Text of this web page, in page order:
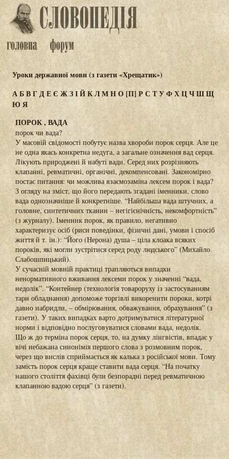
Уроки державної мови (з газети «Хрещатик»)
АБВГДЕЄ ЖЗІЙКЛМНО[П] РСТУФХЦЧШЩ
Ю Я
ПОРОК , ВАДА
порок чи вада?
У масовій свідомості побутує назва хвороби порок серця. Але це
не одна якась конкретна недуга, а загальне означення вад серця.
Лікують природжені й набуті вади. Серед них розрізняють
клапанні, ревматичні, органічні, декомпенсовані. Закономірно
постає питання: чи можлива взаємозаміна лексем порок і вада?
З огляду на зміст, що його передають згадані іменники, слово
вада однозначніше й конкретніше. “Найбільша вада штучних, а
головне, синтетичних тканин – негігієнічність, некомфортність”
(з журналу). Іменник порок, як правило, негативно
характеризує осіб (риси поведінки, фізичні дані, умови і спосіб
життя й т. ін.): “Його (Нерона) душа – ціла клоака всяких
пороків, які могли зустрітися серед роду людського” (Михайло
Слабошпицький).
У сучасній мовній практиці трапляються випадки
ненормативного вживання лексеми порок у значенні “вада,
недолік”. “Контейнер (технологія товароруху із застосуванням
тари обладнання) допоможе торгівлі викоренити пороки, котрі
давно набридли, – обмірювання, обважування, обрахування” (з
газети). У таких випадках варто дотримуватися літературної
норми і відповідно послуговуватися словами вада, недолік.
Що ж до терміна порок серця, то, на думку лінгвістів, впадає у
вічі небажана синонімія першого слова з розмовним порок,
через що вислів сприймається як калька з російської мови. Тому
замість порок серця краще ставити вада серця. “На початку
нашого століття фахівці були безпорадні перед ревматичною
клапанною вадою серця” (з газети).